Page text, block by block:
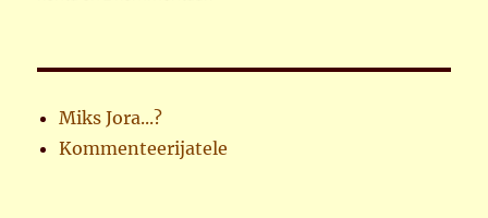
Miks Jora...?
Kommenteerijatele